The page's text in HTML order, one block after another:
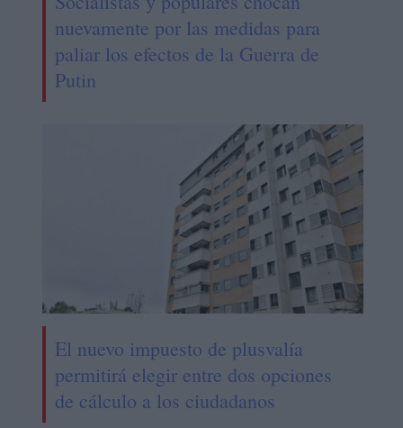
nuevamente por las medidas para
paliar los efectos de la Guerra de
Putin
El nuevo impuesto de plusvalía
permitirá elegir entre dos opciones
de cálculo a los ciudadanos